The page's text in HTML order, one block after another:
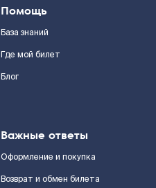
Помощь
База знаний
Где мой билет
Блог
Важные ответы
Оформление и покупка
Возврат и обмен билета